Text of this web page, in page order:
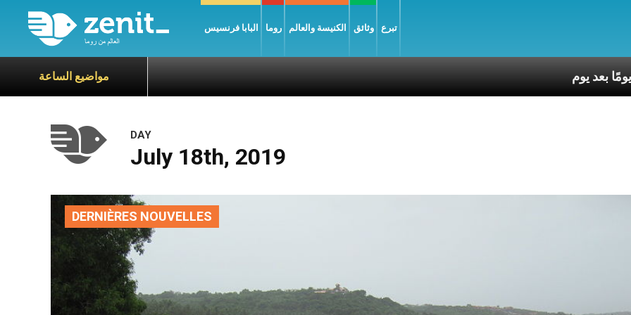
البابا فرنسيس روما الكنيسة والعالم وثائق تبرع
مواضيع الساعة
DAY
July 18th, 2019
DERNIÈRES NOUVELLES